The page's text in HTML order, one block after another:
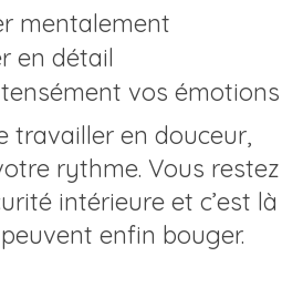
mentalement
en détail
vos émotions
travailler en douceur,
rythme. Vous restez
intérieure et c’est là
enfin bouger.